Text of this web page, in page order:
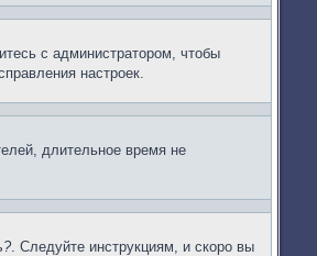
с администратором, чтобы
настроек.
длительное время не
. Следуйте инструкциям, и скоро вы